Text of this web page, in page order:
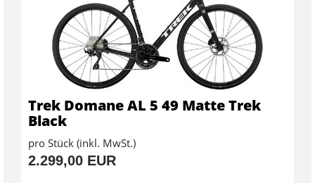
Trek Domane AL 5 49 Matte Trek
Black
pro Stück (inkl. MwSt.)
2.299,00 EUR